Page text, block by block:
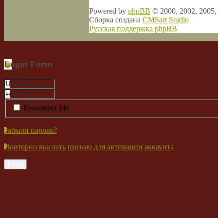
Powered by phpBB © 2000, 2002,
Сборка создана CMSart Studio
Русская поддержка phpBB
Login Form
Remember Me
Забыли пароль?
Повторно выслать письмо для активации аккаунта